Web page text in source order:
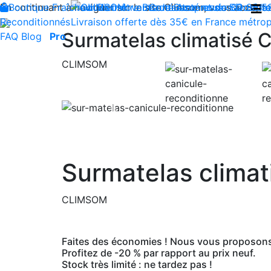
En continuant à naviguer sur le site Climsom, vous
Produits innovants de Santé et de Bien-
Livraison offerte dès 35€ en France
Contactez-nous : 02 85
Boutique Fraîcheur Bien-être Beauté Acupression Dos
Reconditionnés
FAQ Blog ProSurmatelas climatisé
CLIMSOM
Previous
Surmatelas
CLIMSOM
Faites des économies ! Nous vous
Profitez de -20 % par rapport au prix neuf.
Stock très limité : ne tardez pas !